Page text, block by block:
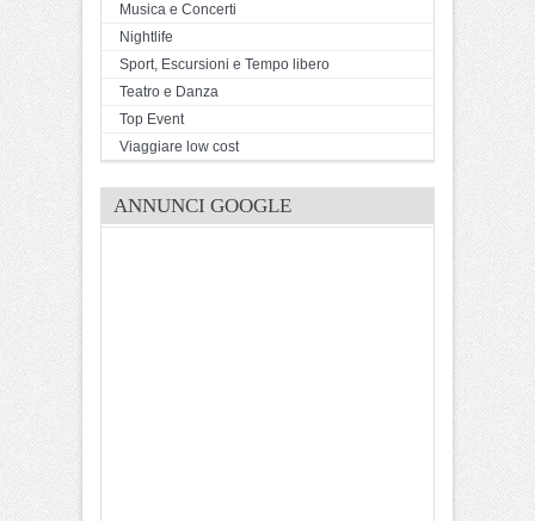
Musica e Concerti
Nightlife
Sport, Escursioni e Tempo libero
Teatro e Danza
Top Event
Viaggiare low cost
ANNUNCI GOOGLE